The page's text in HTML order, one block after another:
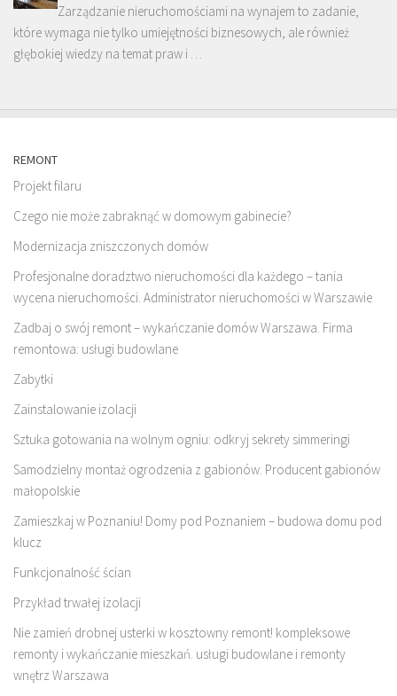
Zarządzanie nieruchomościami na wynajem to zadanie,
które wymaga nie tylko umiejętności biznesowych, ale również
głębokiej wiedzy na temat praw i …
REMONT
Projekt filaru
Czego nie może zabraknąć w domowym gabinecie?
Modernizacja zniszczonych domów
Profesjonalne doradztwo nieruchomości dla każdego – tania
wycena nieruchomości. Administrator nieruchomości w Warszawie
Zadbaj o swój remont – wykańczanie domów Warszawa. Firma
remontowa: usługi budowlane
Zabytki
Zainstalowanie izolacji
Sztuka gotowania na wolnym ogniu: odkryj sekrety simmeringi
Samodzielny montaż ogrodzenia z gabionów. Producent gabionów
małopolskie
Zamieszkaj w Poznaniu! Domy pod Poznaniem – budowa domu pod
klucz
Funkcjonalność ścian
Przykład trwałej izolacji
Nie zamień drobnej usterki w kosztowny remont! kompleksowe
remonty i wykańczanie mieszkań. usługi budowlane i remonty
wnętrz Warszawa